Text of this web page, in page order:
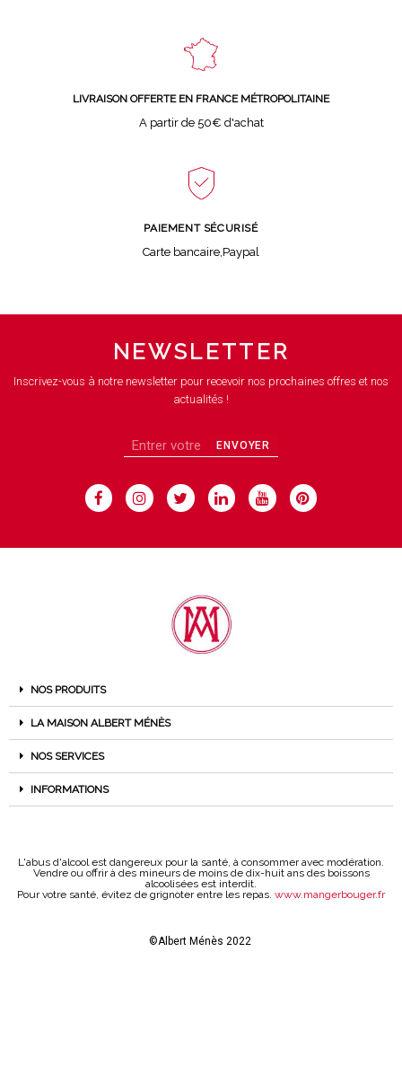
LIVRAISON OFFERTE EN FRANCE MÉTROPOLITAINE
A partir de 50€ d'achat
PAIEMENT SÉCURISÉ
Carte bancaire,Paypal
NEWSLETTER
Inscrivez-vous à notre newsletter pour recevoir nos prochaines offres et nos
actualités !
ENVOYER
NOS PRODUITS
LA MAISON ALBERT MÉNÈS
NOS SERVICES
INFORMATIONS
L'abus d'alcool est dangereux pour la santé, à consommer avec modération.
Vendre ou offrir à des mineurs de moins de dix-huit ans des boissons
alcoolisées est interdit.
Pour votre santé, évitez de grignoter entre les repas. www.mangerbouger.fr
©Albert Ménès 2022